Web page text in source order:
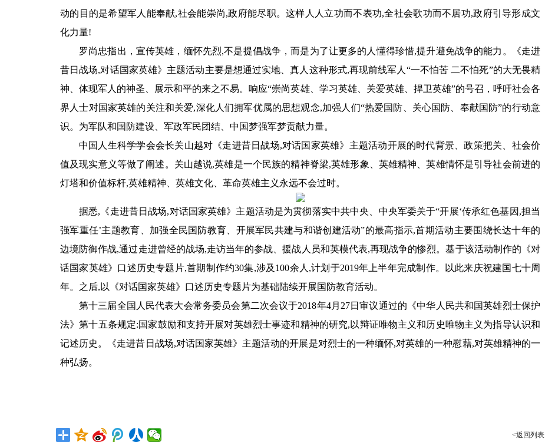
动的目的是希望军人能奉献,社会能崇尚,政府能尽职。这样人人立功而不表功,全社会歌功而不居功,政府引导形成文
化力量!
罗尚忠指出，宣传英雄，缅怀先烈,不是提倡战争，而是为了让更多的人懂得珍惜,提升避免战争的能力。《走进
昔日战场,对话国家英雄》主题活动主要是想通过实地、真人这种形式,再现前线军人“一不怕苦 二不怕死”的大无畏精
神、体现军人的神圣、展示和平的来之不易。响应“崇尚英雄、学习英雄、关爱英雄、捍卫英雄”的号召，呼吁社会各
界人士对国家英雄的关注和关爱,深化人们拥军优属的思想观念,加强人们“热爱国防、关心国防、奉献国防”的行动意
识。为军队和国防建设、军政军民团结、中国梦强军梦贡献力量。
中国人生科学学会会长关山越对《走进昔日战场,对话国家英雄》主题活动开展的时代背景、政策把关、社会价
值及现实意义等做了阐述。关山越说,英雄是一个民族的精神脊梁,英雄形象、英雄精神、英雄情怀是引导社会前进的
灯塔和价值标杆,英雄精神、英雄文化、革命英雄主义永远不会过时。
据悉,《走进昔日战场,对话国家英雄》主题活动是为贯彻落实中共中央、中央军委关于“开展‘传承红色基因,担当
强军重任’主题教育、加强全民国防教育、开展军民共建与和谐创建活动”的最高指示,首期活动主要围绕长达十年的
边境防御作战,通过走进曾经的战场,走访当年的参战、援战人员和英模代表,再现战争的惨烈。基于该活动制作的《对
话国家英雄》口述历史专题片,首期制作约30集,涉及100余人,计划于2019年上半年完成制作。以此来庆祝建国七十周
年。之后,以《对话国家英雄》口述历史专题片为基础陆续开展国防教育活动。
第十三届全国人民代表大会常务委员会第二次会议于2018年4月27日审议通过的《中华人民共和国英雄烈士保护
法》第十五条规定:国家鼓励和支持开展对英雄烈士事迹和精神的研究,以辩证唯物主义和历史唯物主义为指导认识和
记述历史。《走进昔日战场,对话国家英雄》主题活动的开展是对烈士的一种缅怀,对英雄的一种慰藉,对英雄精神的一
种弘扬。
<返回列表